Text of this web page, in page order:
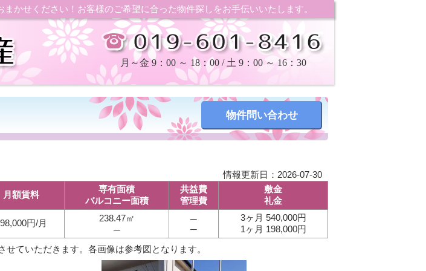
かせください！お客様のご希望に合った物件探しをお手伝いいたします。
月～金 9：00 ～ 18：00 / 土 9：00 ～ 16：30
情報更新日：2026-07-30
月額賃料
専有面積
バルコニー面積
共益費
管理費
敷金
礼金
円/月
238.47㎡
─
─
─
3ヶ月 540,000円
1ヶ月 198,000円
ていただきます。各画像は参考図となります。